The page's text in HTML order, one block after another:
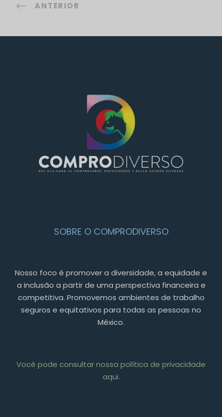
ANTERIOR
SOBRE O COMPRODIVERSO
Nosso foco é promover a diversidade, a equidade e
a inclusão a partir de uma perspectiva financeira e
competitiva. Promovemos ambientes de trabalho
seguros e equitativos para todas as pessoas no
México.
Você pode consultar nossa política de privacidade
aqui.